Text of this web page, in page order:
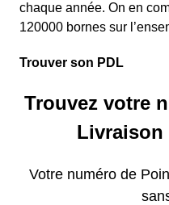
chaque année. On en
120000 bornes sur
Trouver son PDL